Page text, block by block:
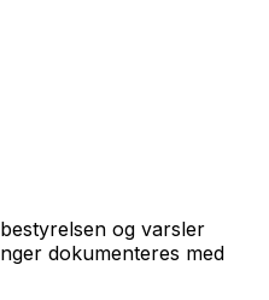
og varsler
dokumenteres med